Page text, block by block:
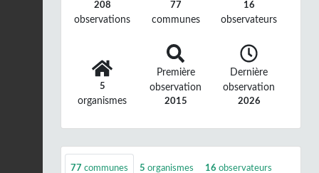
208
observations
77
communes
16
observateurs
5
organismes
Première
observation
2015
Dernière
observation
2026
77 communes 5 organismes 16 observateurs